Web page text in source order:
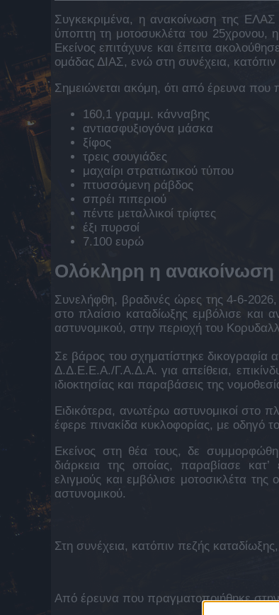
Συγκεκριμένα, η ανακοίνωση της ΕΛΑΣ
ύποπτη τη μοτοσυκλέτα του 25χρονου,
Εκείνος επιτάχυνε και έπειτα
ομάδας ΔΙΑΣ, ενώ στη συνέχεια,
Σημειώνεται ακόμη, ότι από έρευνα που
160,1 γραμμ. κάνναβης
αντιασφυξιογόνα μάσκα
ξίφος
τρεις σουγιάδες
μαχαίρι στρατιωτικού τύπου
πτυσσόμενη ράβδος
σπρέι πιπεριού
πέντε μεταλλικοί τρίφτες
έξι πυρσοί
7.100 ευρώ
Ολόκληρη η ανακοίνωση
Συνελήφθη, βραδινές ώρες της 4-6-
στο πλαίσιο καταδίωξης εμβόλισε
αστυνομικού, στην περιοχή του
Σε βάρος του σχηματίστηκε
Δ.Δ.Ε.Ε.Α./Γ.Α.Δ.Α. για απείθεια,
ιδιοκτησίας και παραβάσεις της
Ειδικότερα, ανωτέρω αστυνομικοί στο
έφερε πινακίδα κυκλοφορίας, με οδηγό
Εκείνος στη θέα τους, δε
διάρκεια της οποίας, παραβίασε
ελιγμούς και εμβόλισε μοτοσικλέτα
αστυνομικού.
Στη συνέχεια, κατόπιν πεζής
Από έρευνα που πραγματοποιήθηκε